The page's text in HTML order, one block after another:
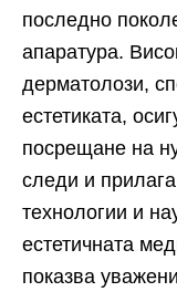
последно
апаратура.
дерматолози,
естетиката,
посрещане на
следи и
технологии и
естетичната
показва